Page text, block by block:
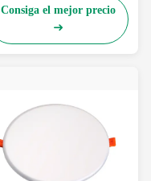
Consiga el mejor precio